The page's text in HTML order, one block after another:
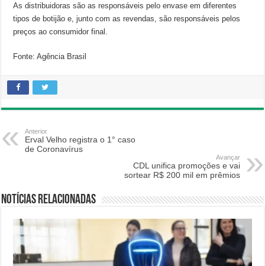
As distribuidoras são as responsáveis pelo envase em diferentes
tipos de botijão e, junto com as revendas, são responsáveis pelos
preços ao consumidor final.
Fonte: Agência Brasil
Anterior
Erval Velho registra o 1° caso
de Coronavírus
Avançar
CDL unifica promoções e vai
sortear R$ 200 mil em prêmios
Notícias relacionadas